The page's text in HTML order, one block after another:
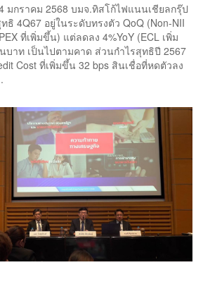
มกราคม 2568 บมจ.ทิสโก้ไฟแนนเชียลกรุ๊ป
ธิ 4Q67 อยู่ในระดับทรงตัว QoQ (Non-NII
ที่เพิ่มขึ้น) แต่ลดลง 4%YoY (ECL เพิ่ม
าท เป็นไปตามคาด ส่วนกำไรสุทธิปี 2567
Cost ที่เพิ่มขึ้น 32 bps สินเชื่อที่หดตัวลง